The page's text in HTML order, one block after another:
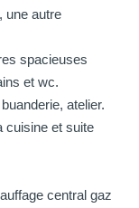
une autre
spacieuses
et wc.
atelier.
cuisine et suite
central gaz